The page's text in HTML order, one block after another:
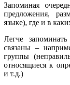
Запоминая
предложения,
языке), где и в
Легче
связаны –
группы
относящиеся к
и т.д.)